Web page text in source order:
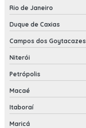
Rio de Janeiro
Duque de Caxias
Campos dos Goytacazes
Niterói
Petrópolis
Macaé
Itaboraí
Maricá